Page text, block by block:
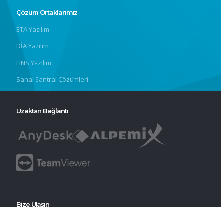
Çözüm Ortaklarımız
ETA Yazılım
DİA Yazılım
FINS Yazılım
Sanal Santral Çözümleri
Uzaktan Bağlantı
Bize Ulaşın